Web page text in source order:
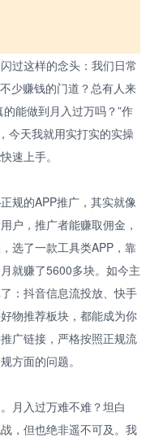
过这样的念头：我们日常
少赚钱的门道？总有人来
能做到月入过万吗？”作
今天我就用实打实的实操
速上手。
规的APP推广，其实就像
户，推广者能赚取佣金，
选了一款工具类APP，靠
就赚了5600多块。如今主
：抖音信息流投放、快手
物推荐板块，都能成为你
广链接，严格按照正规流
方面的问题。
月入过万难不难？坦白
，但也绝非遥不可及。我